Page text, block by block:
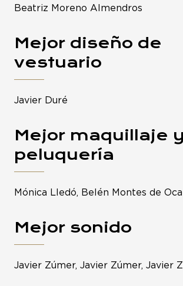
Beatriz Moreno Almendros
Mejor diseño de
vestuario
Javier Duré
Mejor maquillaje y
peluquería
Mónica Lledó, Belén Montes de Oca
Mejor sonido
Javier Zúmer, Javier Zúmer, Javier